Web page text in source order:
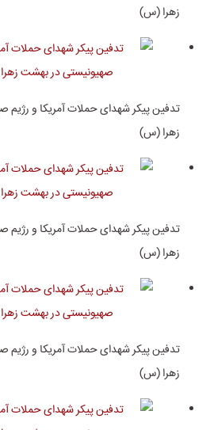
زهرا (س)
تدفین پیکر شهدای حملات آمریکا و
زهرا (س)
تدفین پیکر شهدای حملات آمریکا و
زهرا (س)
تدفین پیکر شهدای حملات آمریکا و
زهرا (س)